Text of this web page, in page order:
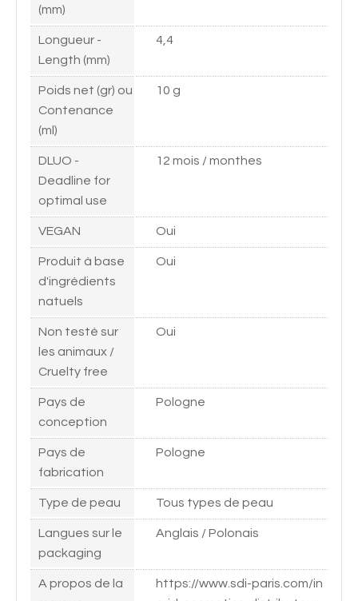
(mm)
Longueur -
Length (mm)
4,4
Poids net (gr) ou
Contenance
(ml)
10 g
DLUO -
Deadline for
optimal use
12 mois / monthes
VEGAN Oui
Produit à base
d'ingrédients
natuels
Oui
Non testé sur
les animaux /
Cruelty free
Oui
Pays de
conception
Pologne
Pays de
fabrication
Pologne
Type de peau Tous types de peau
Langues sur le
packaging
Anglais / Polonais
A propos de la
https://www.sdi-paris.com/in